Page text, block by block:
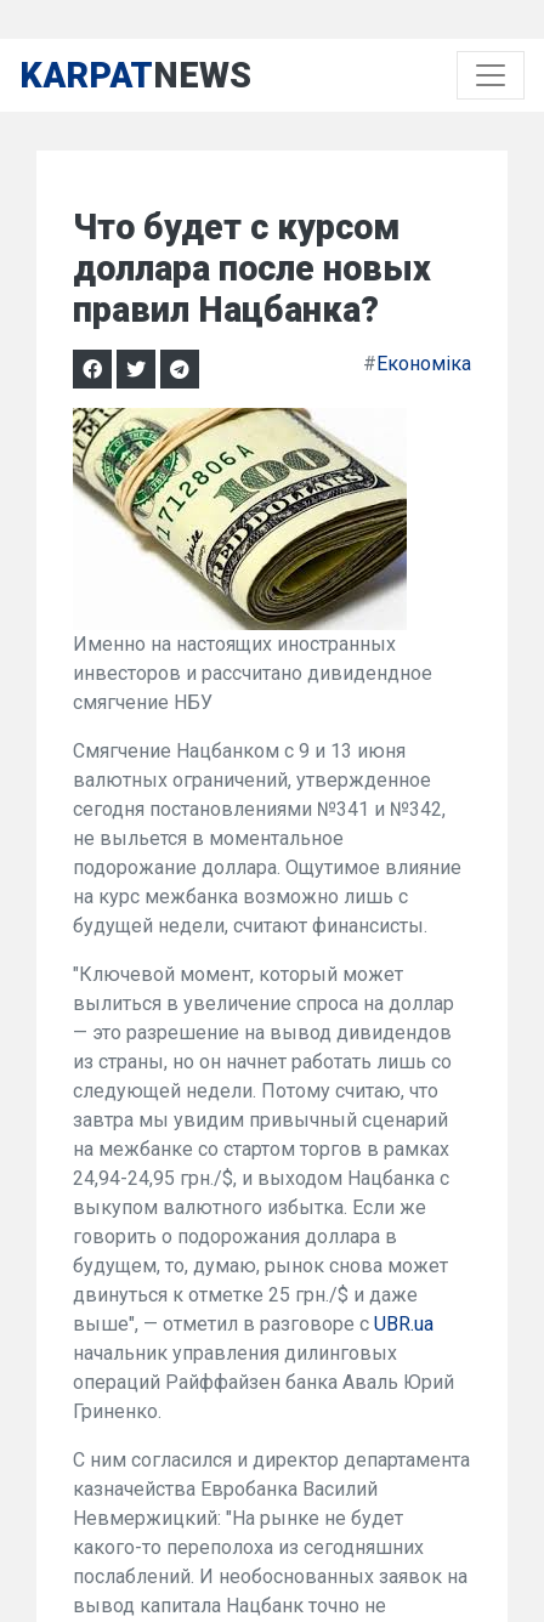
KARPATNEWS
Что будет с курсом
доллара после новых
правил Нацбанка?
#Економіка
Именно на настоящих иностранных
инвесторов и рассчитано дивидендное
смягчение НБУ
Смягчение Нацбанком с 9 и 13 июня
валютных ограничений, утвержденное
сегодня постановлениями №341 и №342,
не выльется в моментальное
подорожание доллара. Ощутимое влияние
на курс межбанка возможно лишь с
будущей недели, считают финансисты.
"Ключевой момент, который может
вылиться в увеличение спроса на доллар
— это разрешение на вывод дивидендов
из страны, но он начнет работать лишь со
следующей недели. Потому считаю, что
завтра мы увидим привычный сценарий
на межбанке со стартом торгов в рамках
24,94-24,95 грн./$, и выходом Нацбанка с
выкупом валютного избытка. Если же
говорить о подорожания доллара в
будущем, то, думаю, рынок снова может
двинуться к отметке 25 грн./$ и даже
выше", — отметил в разговоре с UBR.ua
начальник управления дилинговых
операций Райффайзен банка Аваль Юрий
Гриненко.
С ним согласился и директор департамента
казначейства Евробанка Василий
Невмержицкий: "На рынке не будет
какого-то переполоха из сегодняшних
послаблений. И необоснованных заявок на
вывод капитала Нацбанк точно не